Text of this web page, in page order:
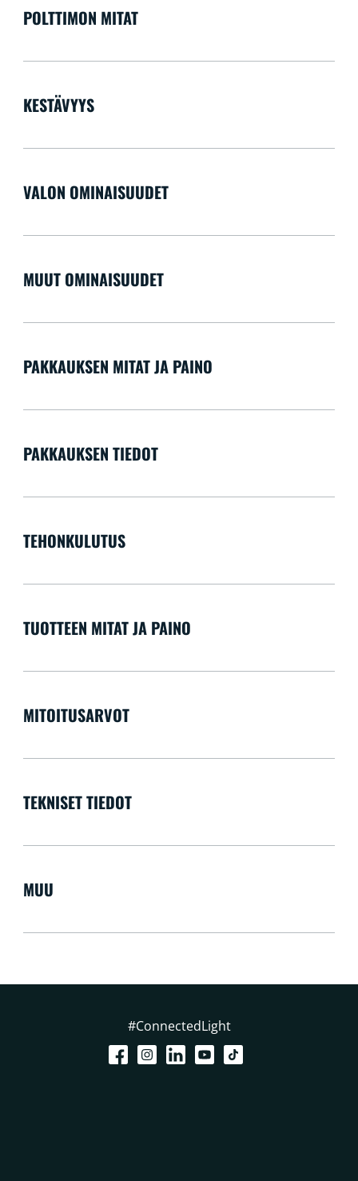
POLTTIMON MITAT
KESTÄVYYS
VALON OMINAISUUDET
MUUT OMINAISUUDET
PAKKAUKSEN MITAT JA PAINO
PAKKAUKSEN TIEDOT
TEHONKULUTUS
TUOTTEEN MITAT JA PAINO
MITOITUSARVOT
TEKNISET TIEDOT
MUU
#ConnectedLight